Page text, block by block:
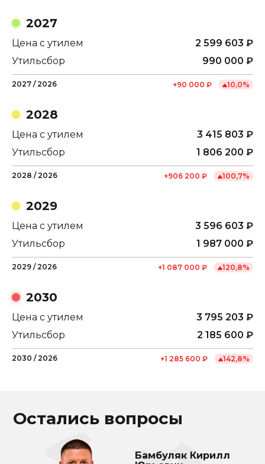
2027
Цена с утилем 2 599 603 ₽
Утильсбор
990 000 ₽
2027 / 2026 +90 000 ₽ 10,0%
2028
Цена с утилем 3 415 803 ₽
Утильсбор
1 806 200 ₽
2028 / 2026 +906 200 ₽ 100,7%
2029
Цена с утилем 3 596 603 ₽
Утильсбор
1 987 000 ₽
2029 / 2026 +1 087 000 ₽ 120,8%
2030
Цена с утилем 3 795 203 ₽
Утильсбор
2 185 600 ₽
2030 / 2026 +1 285 600 ₽ 142,8%
Остались вопросы
Бамбуляк Кирилл